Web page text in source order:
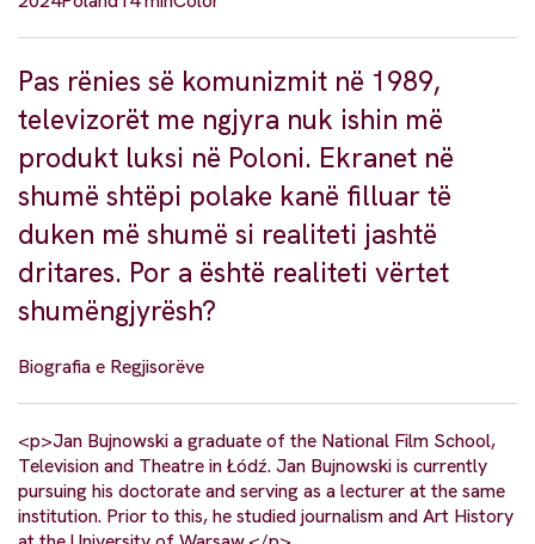
Pas rënies së komunizmit në 1989,
televizorët me ngjyra nuk ishin më
produkt luksi në Poloni. Ekranet në
shumë shtëpi polake kanë filluar të
duken më shumë si realiteti jashtë
dritares. Por a është realiteti vërtet
shumëngjyrësh?
Biografia e Regjisorëve
<p>Jan Bujnowski a graduate of the National Film School,
Television and Theatre in Łódź. Jan Bujnowski is currently
pursuing his doctorate and serving as a lecturer at the same
institution. Prior to this, he studied journalism and Art History